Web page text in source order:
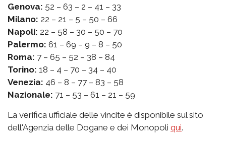
Genova: 52 – 63 – 2 – 41 – 33
Milano: 22 – 21 – 5 – 50 – 66
Napoli: 22 – 58 – 30 – 50 – 70
Palermo: 61 – 69 – 9 – 8 – 50
Roma: 7 – 65 – 52 – 38 – 84
Torino: 18 – 4 – 70 – 34 – 40
Venezia: 46 – 8 – 77 – 83 – 58
Nazionale: 71 – 53 – 61 – 21 – 59
La verifica ufficiale delle vincite è disponibile sul sito
dell'Agenzia delle Dogane e dei Monopoli qui.